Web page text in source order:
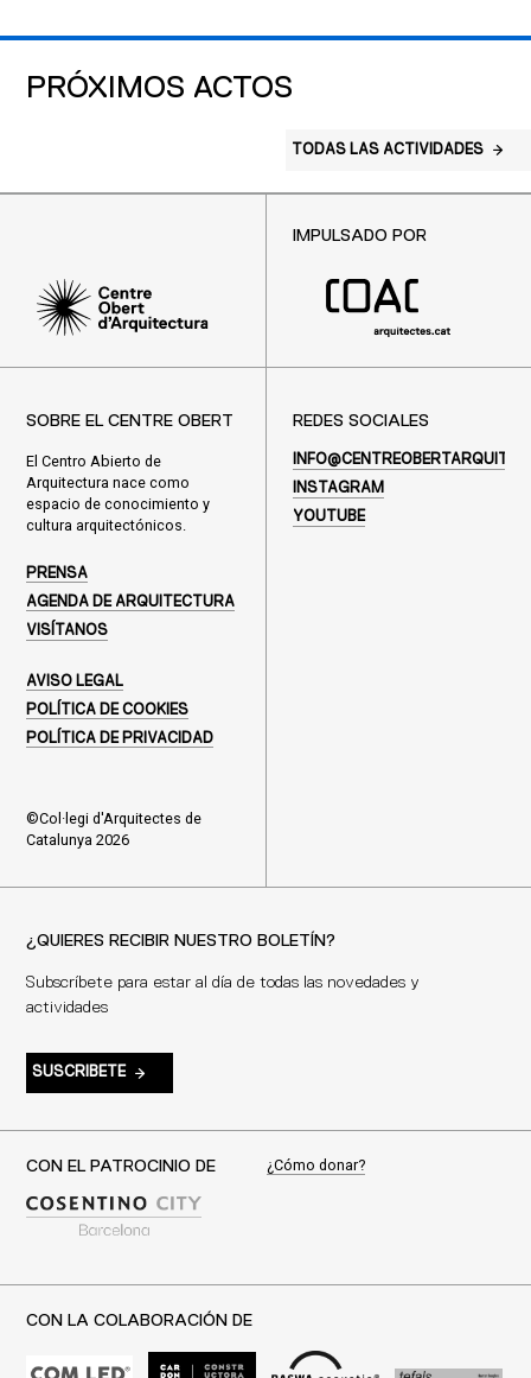
PRÓXIMOS ACTOS
TODAS LAS ACTIVIDADES
IMPULSADO POR
SOBRE EL CENTRE OBERT
El Centro Abierto de
Arquitectura nace como
espacio de conocimiento y
cultura arquitectónicos.
PRENSA
AGENDA DE ARQUITECTURA
VISÍTANOS
AVISO LEGAL
POLÍTICA DE COOKIES
POLÍTICA DE PRIVACIDAD
©Col·legi d'Arquitectes de
Catalunya 2026
REDES SOCIALES
INSTAGRAM
YOUTUBE
¿QUIERES RECIBIR NUESTRO BOLETÍN?
Subscríbete para estar al día de todas las novedades y
actividades
SUSCRIBETE
CON EL PATROCINIO DE ¿Cómo donar?
CON LA COLABORACIÓN DE